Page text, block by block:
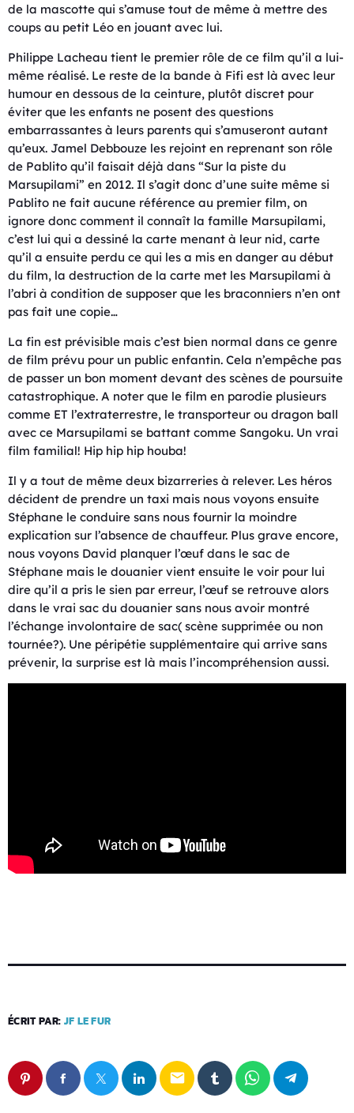
de la mascotte qui s’amuse tout de même à mettre des
coups au petit Léo en jouant avec lui.
Philippe Lacheau tient le premier rôle de ce film qu’il a lui-
même réalisé. Le reste de la bande à Fifi est là avec leur
humour en dessous de la ceinture, plutôt discret pour
éviter que les enfants ne posent des questions
embarrassantes à leurs parents qui s’amuseront autant
qu’eux. Jamel Debbouze les rejoint en reprenant son rôle
de Pablito qu’il faisait déjà dans “Sur la piste du
Marsupilami” en 2012. Il s’agit donc d’une suite même si
Pablito ne fait aucune référence au premier film, on
ignore donc comment il connaît la famille Marsupilami,
c’est lui qui a dessiné la carte menant à leur nid, carte
qu’il a ensuite perdu ce qui les a mis en danger au début
du film, la destruction de la carte met les Marsupilami à
l’abri à condition de supposer que les braconniers n’en ont
pas fait une copie…
La fin est prévisible mais c’est bien normal dans ce genre
de film prévu pour un public enfantin. Cela n’empêche pas
de passer un bon moment devant des scènes de poursuite
catastrophique. A noter que le film en parodie plusieurs
comme ET l’extraterrestre, le transporteur ou dragon ball
avec ce Marsupilami se battant comme Sangoku. Un vrai
film familial! Hip hip hip houba!
Il y a tout de même deux bizarreries à relever. Les héros
décident de prendre un taxi mais nous voyons ensuite
Stéphane le conduire sans nous fournir la moindre
explication sur l’absence de chauffeur. Plus grave encore,
nous voyons David planquer l’œuf dans le sac de
Stéphane mais le douanier vient ensuite le voir pour lui
dire qu’il a pris le sien par erreur, l’œuf se retrouve alors
dans le vrai sac du douanier sans nous avoir montré
l’échange involontaire de sac( scène supprimée ou non
tournée?). Une péripétie supplémentaire qui arrive sans
prévenir, la surprise est là mais l’incompréhension aussi.
ÉCRIT PAR: JF LE FUR
email